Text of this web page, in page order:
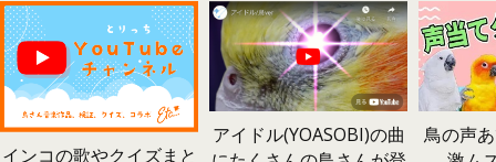
インコの歌やクイズまと
アイドル(YOASOBI)の曲
鳥の声